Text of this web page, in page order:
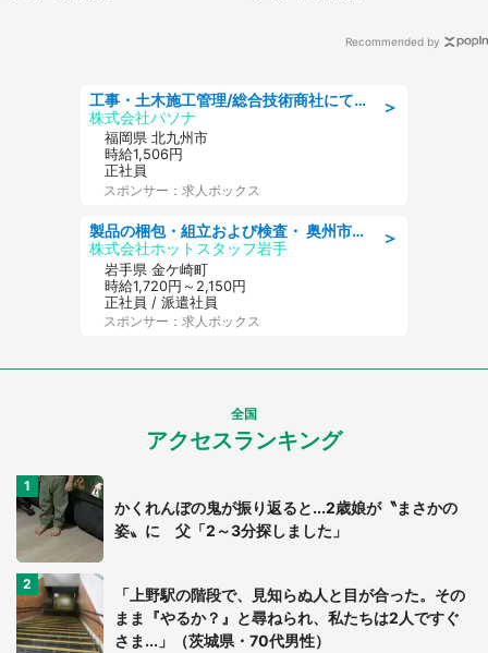
Recommended by
＞
工事・土木施工管理/総合技術商社にて施工管理のお仕事/即日勤務可/車通勤可/工事・土木施工管理/生産・品質管理
株式会社パソナ
福岡県 北九州市
時給1,506円
正社員
スポンサー：求人ボックス
＞
製品の梱包・組立および検査・ 奥州市江刺/大手企業で長期安定 梱包・検査・組立/半年経過毎に5万円の報奨金有
株式会社ホットスタッフ岩手
岩手県 金ケ崎町
時給1,720円～2,150円
正社員 / 派遣社員
スポンサー：求人ボックス
全国
アクセスランキング
かくれんぼの鬼が振り返ると...2歳娘が〝まさかの
姿〟に 父「2～3分探しました」
「上野駅の階段で、見知らぬ人と目が合った。その
まま『やるか？』と尋ねられ、私たちは2人ですぐ
さま...」（茨城県・70代男性）